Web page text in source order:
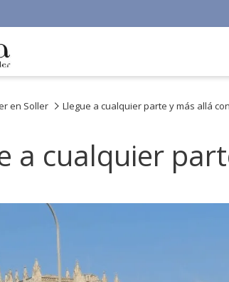
en Soller Llegue a cualquier parte y más allá
a cualquier